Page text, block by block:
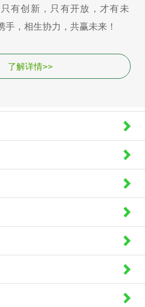
有创新，只有开放，才有未
手，相生协力，共赢未来！
了解详情>>